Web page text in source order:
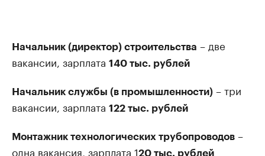
Начальник (директор) строительства – две
вакансии, зарплата 140 тыс. рублей
Начальник службы (в промышленности) – три
вакансии, зарплата 122 тыс. рублей
Монтажник технологических трубопроводов –
одна вакансия, зарплата 120 тыс. рублей